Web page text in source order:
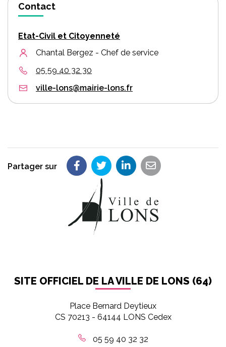
Contact
Etat-Civil et Citoyenneté
Chantal Bergez - Chef de service
05 59 40 32 30
ville-lons@mairie-lons.fr
Partager sur Partager sur Facebook
Partager sur Twitter
Partager sur LinkedIn
Partager par
SITE OFFICIEL DE LA VILLE DE LONS (64)
Place Bernard Deytieux
CS 70213 - 64144 LONS Cedex
05 59 40 32 32